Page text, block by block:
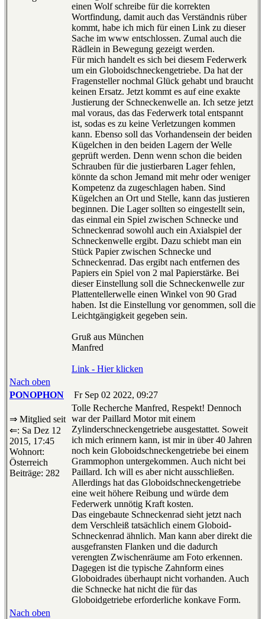
einen Wolf schreibe für die korrekten
Wortfindung, damit auch das Verständnis rüber
kommt, habe ich mich für einen Link zu dieser
Sache im www entschlossen. Zumal auch die
Rädlein in Bewegung gezeigt werden.
Für mich handelt es sich bei diesem Federwerk
um ein Globoidschneckengetriebe. Da hat der
Fragensteller nochmal Glück gehabt und braucht
keinen Ersatz. Jetzt kommt es auf eine exakte
Justierung der Schneckenwelle an. Ich setze jetzt
mal voraus, das das Federwerk total entspannt
ist, sodas es zu keine Verletzungen kommen
kann. Ebenso soll das Vorhandensein der beiden
Kügelchen in den beiden Lagern der Welle
geprüft werden. Denn wenn schon die beiden
Schrauben für die justierbaren Lager fehlen,
könnte da schon Jemand mit mehr oder weniger
Kompetenz da zugeschlagen haben. Sind
Kügelchen an Ort und Stelle, kann das justieren
beginnen. Die Lager sollten so eingestellt sein,
das einmal ein Spiel zwischen Schnecke und
Schneckenrad sowohl auch ein Axialspiel der
Schneckenwelle ergibt. Dazu schiebt man ein
Stück Papier zwischen Schnecke und
Schneckenrad. Das ergibt nach entfernen des
Papiers ein Spiel von 2 mal Papierstärke. Bei
dieser Einstellung soll die Schneckenwelle zur
Plattentellerwelle einen Winkel von 90 Grad
haben. Ist die Einstellung vor genommen, soll die
Leichtgängigkeit gegeben sein.
Gruß aus München
Manfred
Link - Hier klicken
Nach oben
PONOPHON
Fr Sep 02 2022, 09:27
⇒ Mitglied seit
⇐: Sa Dez 12
2015, 17:45
Wohnort:
Österreich
Beiträge: 282
Tolle Recherche Manfred, Respekt! Dennoch
war der Paillard Motor mit einem
Zylinderschneckengetriebe ausgestattet. Soweit
ich mich erinnern kann, ist mir in über 40 Jahren
noch kein Globoidschneckengetriebe bei einem
Grammophon untergekommen. Auch nicht bei
Paillard. Ich will es aber nicht ausschließen.
Allerdings hat das Globoidschneckengetriebe
eine weit höhere Reibung und würde dem
Federwerk unnötig Kraft kosten.
Das eingebaute Schneckenrad sieht jetzt nach
dem Verschleiß tatsächlich einem Globoid-
Schneckenrad ähnlich. Man kann aber direkt die
ausgefransten Flanken und die dadurch
verengten Zwischenräume am Foto erkennen.
Dagegen ist die typische Zahnform eines
Globoidrades überhaupt nicht vorhanden. Auch
die Schnecke hat nicht die für das
Globoidgetriebe erforderliche konkave Form.
Nach oben